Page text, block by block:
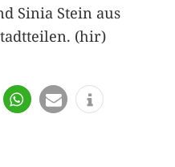
Sinia Stein aus
(hir)